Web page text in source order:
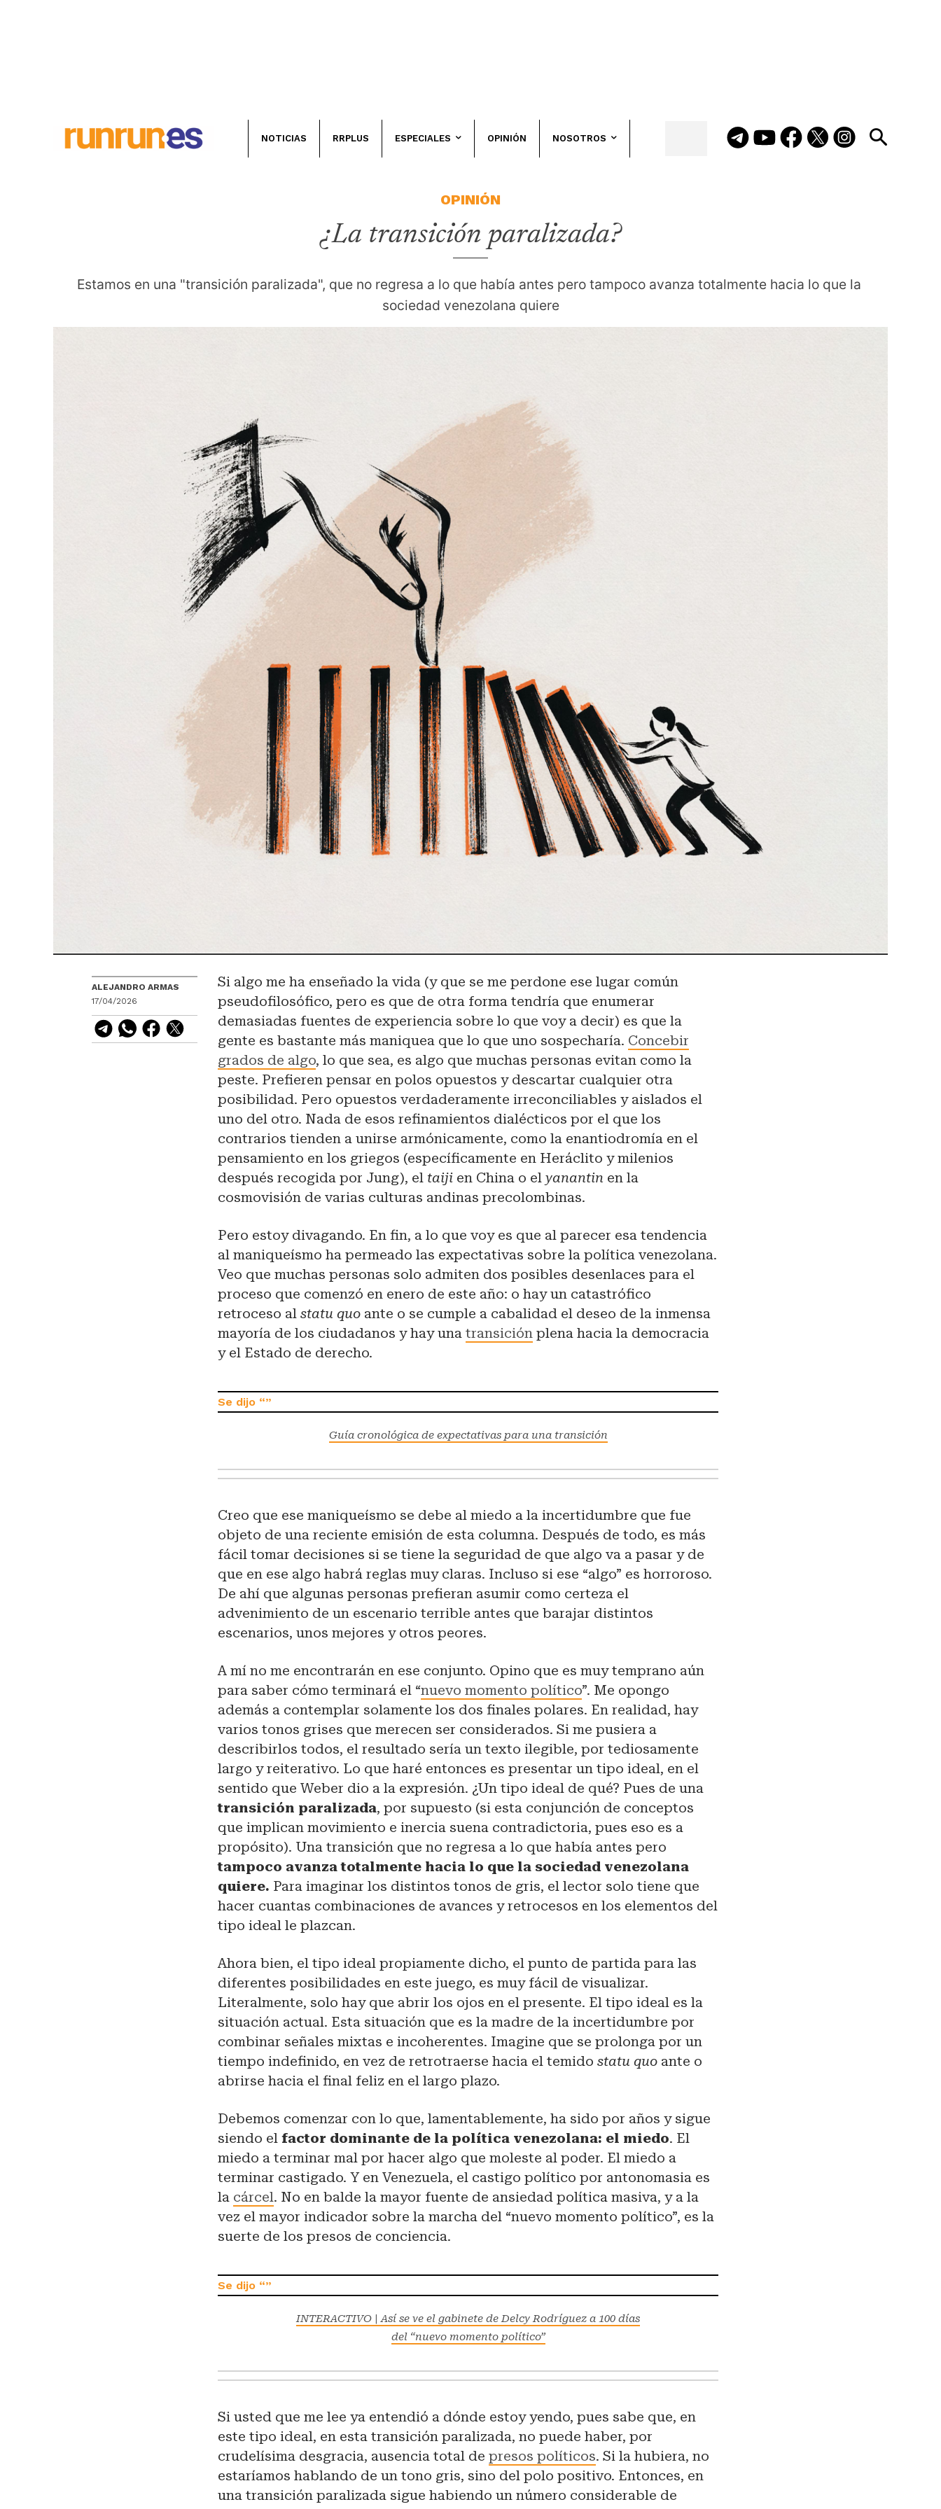
NOTICIAS RRPLUS ESPECIALES OPINIÓN NOSOTROS
OPINIÓN
¿La transición paralizada?
Estamos en una "transición paralizada", que no regresa a lo que había antes pero tampoco avanza totalmente hacia lo que la
sociedad venezolana quiere
ALEJANDRO ARMAS
17/04/2026
Si algo me ha enseñado la vida (y que se me perdone ese lugar común
pseudofilosófico, pero es que de otra forma tendría que enumerar
demasiadas fuentes de experiencia sobre lo que voy a decir) es que la
gente es bastante más maniquea que lo que uno sospecharía. Concebir
grados de algo, lo que sea, es algo que muchas personas evitan como la
peste. Prefieren pensar en polos opuestos y descartar cualquier otra
posibilidad. Pero opuestos verdaderamente irreconciliables y aislados el
uno del otro. Nada de esos refinamientos dialécticos por el que los
contrarios tienden a unirse armónicamente, como la enantiodromía en el
pensamiento en los griegos (específicamente en Heráclito y milenios
después recogida por Jung), el taiji en China o elyanantin en la
cosmovisión de varias culturas andinas precolombinas.
Pero estoy divagando. En fin, a lo que voy es que al parecer esa tendencia
al maniqueísmo ha permeado las expectativas sobre la política venezolana.
Veo que muchas personas solo admiten dos posibles desenlaces para el
proceso que comenzó en enero de este año: o hay un catastrófico
retroceso alstatu quo ante o se cumple a cabalidad el deseo de la inmensa
mayoría de los ciudadanos y hay unatransición plena hacia la democracia
y el Estado de derecho.
Guía cronológica de expectativas para una transición
Creo que ese maniqueísmo se debe al miedo a la incertidumbre que fue
objeto de una reciente emisión de esta columna. Después de todo, es más
fácil tomar decisiones si se tiene la seguridad de que algo va a pasar y de
que en ese algo habrá reglas muy claras. Incluso si ese “algo” es horroroso.
De ahí que algunas personas prefieran asumir como certeza el
advenimiento de un escenario terrible antes que barajar distintos
escenarios, unos mejores y otros peores.
A mí no me encontrarán en ese conjunto. Opino que es muy temprano aún
para saber cómo terminará el “nuevo momento político”. Me opongo
además a contemplar solamente los dos finales polares. En realidad, hay
varios tonos grises que merecen ser considerados. Si me pusiera a
describirlos todos, el resultado sería un texto ilegible, por tediosamente
largo y reiterativo. Lo que haré entonces es presentar un tipo ideal, en el
sentido que Weber dio a la expresión. ¿Un tipo ideal de qué? Pues de una
transición paralizada, por supuesto (si esta conjunción de conceptos
que implican movimiento e inercia suena contradictoria, pues eso es a
propósito). Una transición que no regresa a lo que había antes pero
tampoco avanza totalmente hacia lo que la sociedad venezolana
quiere. Para imaginar los distintos tonos de gris, el lector solo tiene que
hacer cuantas combinaciones de avances y retrocesos en los elementos del
tipo ideal le plazcan.
Ahora bien, el tipo ideal propiamente dicho, el punto de partida para las
diferentes posibilidades en este juego, es muy fácil de visualizar.
Literalmente, solo hay que abrir los ojos en el presente. El tipo ideal es la
situación actual. Esta situación que es la madre de la incertidumbre por
combinar señales mixtas e incoherentes. Imagine que se prolonga por un
tiempo indefinido, en vez de retrotraerse hacia el temidostatu quo ante o
abrirse hacia el final feliz en el largo plazo.
Debemos comenzar con lo que, lamentablemente, ha sido por años y sigue
siendo elfactor dominante de la política venezolana: el miedo. El
miedo a terminar mal por hacer algo que moleste al poder. El miedo a
terminar castigado. Y en Venezuela, el castigo político por antonomasia es
la cárcel. No en balde la mayor fuente de ansiedad política masiva, y a la
vez el mayor indicador sobre la marcha del “nuevo momento político”, es la
suerte de los presos de conciencia.
INTERACTIVO | Así se ve el gabinete de Delcy Rodríguez a 100 días
del “nuevo momento político”
Si usted que me lee ya entendió a dónde estoy yendo, pues sabe que, en
este tipo ideal, en esta transición paralizada, no puede haber, por
crudelísima desgracia, ausencia total depresos políticos. Si la hubiera, no
estaríamos hablando de un tono gris, sino del polo positivo. Entonces, en
una transición paralizada sigue habiendo un número considerable de